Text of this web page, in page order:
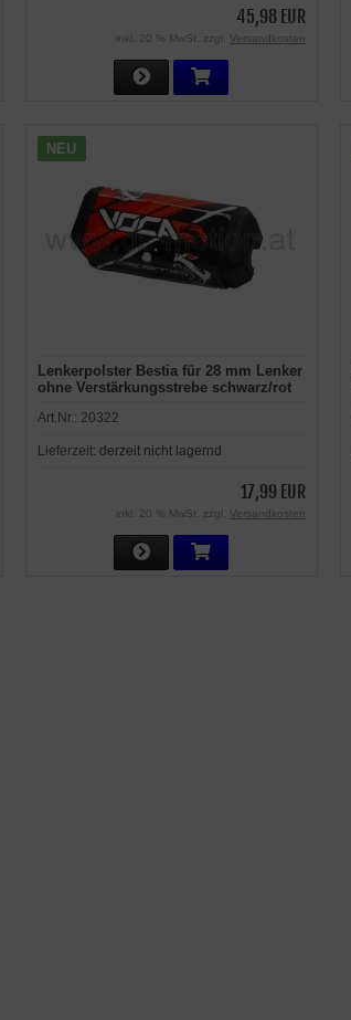
45,98 EUR
inkl. 20 % MwSt. zzgl. Versandkosten
NEU
Lenkerpolster Bestia für 28 mm Lenker
ohne Verstärkungsstrebe schwarz/rot
Art.Nr.: 20322
Lieferzeit: derzeit nicht lagernd
17,99 EUR
inkl. 20 % MwSt. zzgl. Versandkosten